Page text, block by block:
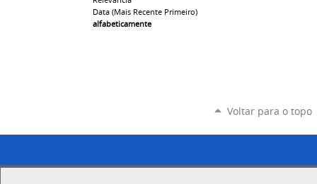
Data (mais Recente Primeiro)
alfabeticamente
Voltar para o topo